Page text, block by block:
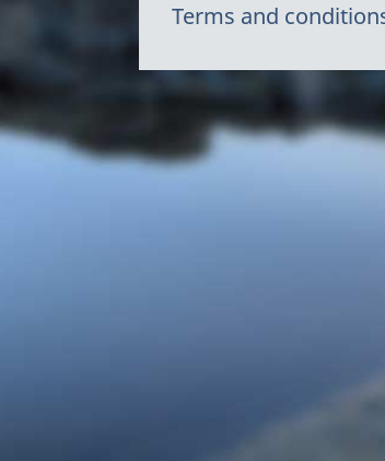
Terms and